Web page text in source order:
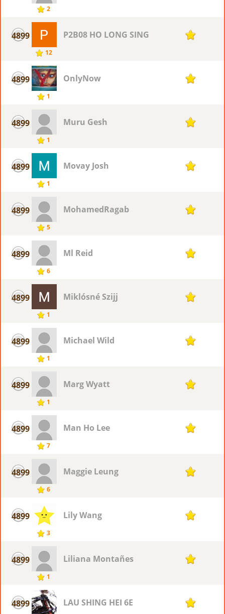
2
4899
12
P2B08 HO LONG SING 1
4899
1
OnlyNow 1
4899
1
Muru Gesh 1
4899
1
Movay Josh 1
4899
5
MohamedRagab 1
4899
6
Ml Reid 1
4899
1
Miklósné Szijj 1
4899
1
Michael Wild 1
4899
1
Marg Wyatt 1
4899
7
Man Ho Lee 1
4899
6
Maggie Leung 1
4899
3
Lily Wang 1
4899
1
Liliana Montañes 1
4899 LAU SHING HEI 6E 1